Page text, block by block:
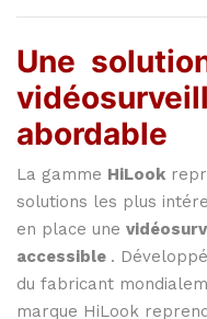
Une
abordable
La gamme HiLook
solutions les plus
en place une
accessible .
du fabricant
marque HiLook